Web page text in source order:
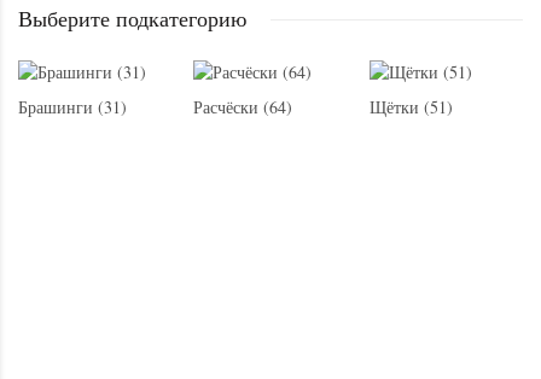
Выберите подкатегорию
Брашинги (31) Расчёски (64) Щётки (51)